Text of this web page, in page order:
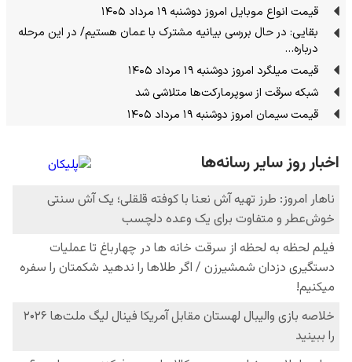
قیمت انواع موبایل امروز دوشنبه ۱۹ مرداد ۱۴۰۵
بقایی: در حال بررسی بیانیه مشترک با عمان هستیم/ در این مرحله
درباره…
قیمت میلگرد امروز دوشنبه ۱۹ مرداد ۱۴۰۵
شبکه سرقت از سوپرمارکت‌ها متلاشی شد
قیمت سیمان امروز دوشنبه ۱۹ مرداد ۱۴۰۵